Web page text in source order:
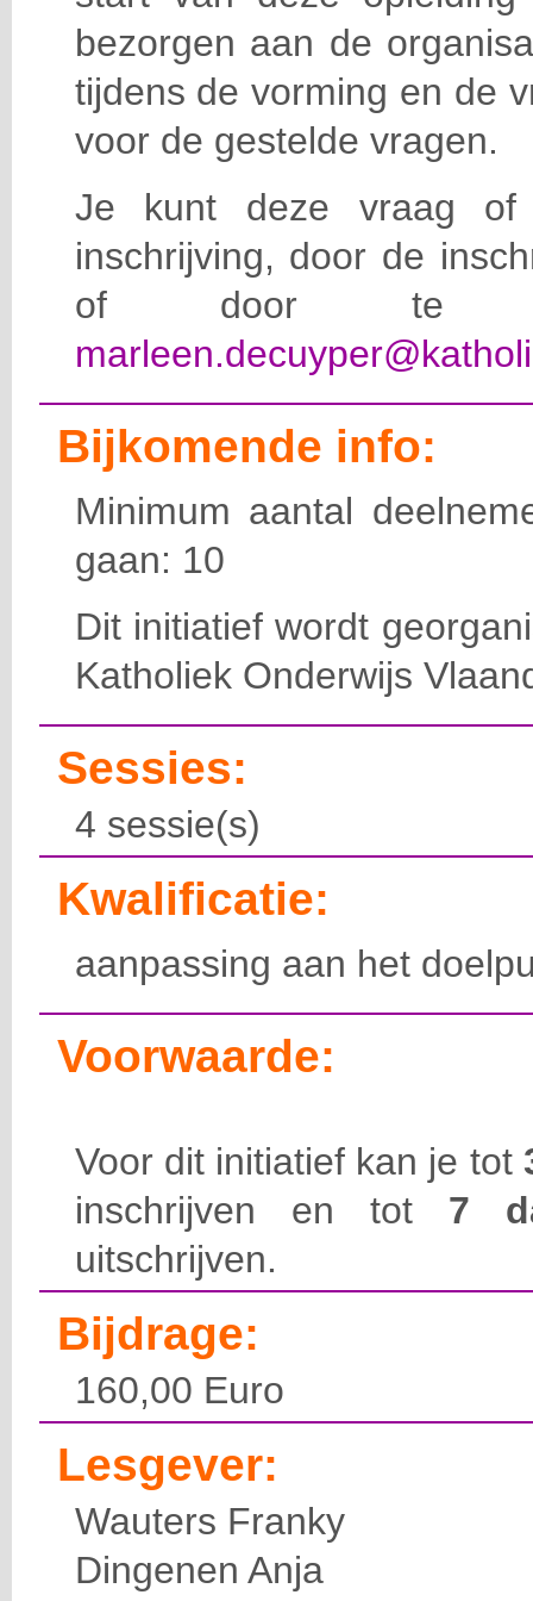
bezorgen aan de
tijdens de vorming en de
voor de gestelde vragen.
Je kunt deze vraag of
inschrijving, door de
of door te e-
Bijkomende info:
Minimum aantal
gaan: 10
Dit initiatief wordt
Katholiek Onderwijs
Sessies:
4 sessie(s)
Kwalificatie:
aanpassing aan het
Voorwaarde:
Voor dit initiatief kan je tot
inschrijven en tot 7
uitschrijven.
Bijdrage:
160,00 Euro
Lesgever:
Wauters Franky
Dingenen Anja